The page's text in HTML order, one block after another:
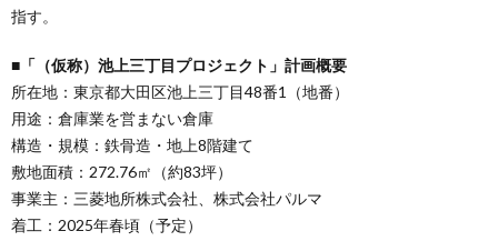
指す。
■「（仮称）池上三丁目プロジェクト」計画概要
所在地：東京都大田区池上三丁目48番1（地番）
用途：倉庫業を営まない倉庫
構造・規模：鉄骨造・地上8階建て
敷地面積：272.76㎡（約83坪）
事業主：三菱地所株式会社、株式会社パルマ
着工：2025年春頃（予定）